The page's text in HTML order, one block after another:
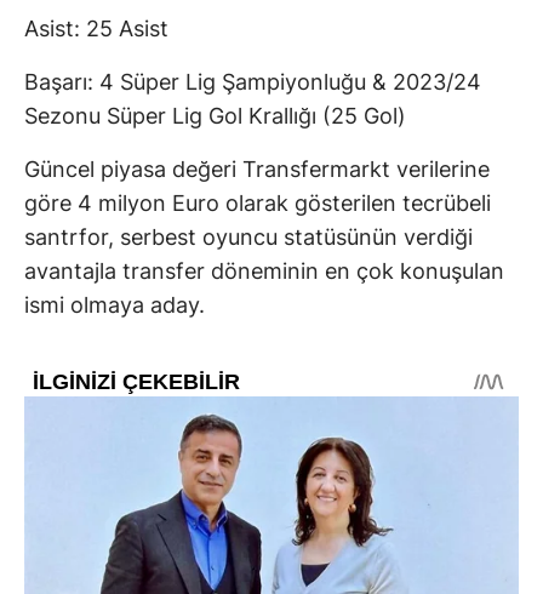
Asist: 25 Asist
Başarı: 4 Süper Lig Şampiyonluğu & 2023/24
Sezonu Süper Lig Gol Krallığı (25 Gol)
Güncel piyasa değeri Transfermarkt verilerine
göre 4 milyon Euro olarak gösterilen tecrübeli
santrfor, serbest oyuncu statüsünün verdiği
avantajla transfer döneminin en çok konuşulan
ismi olmaya aday.